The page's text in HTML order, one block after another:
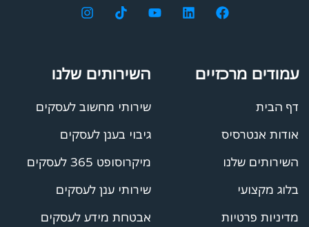
עמודים מרכזיים
דף הבית
אודות אנטרסיס
השירותים שלנו
בלוג מקצועי
מדיניות פרטיות
השירותים שלנו
שירותי מחשוב לעסקים
גיבוי בענן לעסקים
מיקרוסופט 365 לעסקים
שירותי ענן לעסקים
אבטחת מידע לעסקים